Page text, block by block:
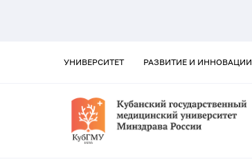
УНИВЕРСИТЕТ РАЗВИТИЕ И ИННОВАЦИИ